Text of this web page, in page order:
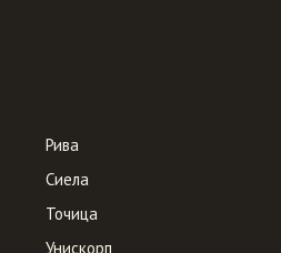
Рива
Сиела
Точица
Унискорп